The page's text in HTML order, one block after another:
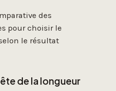
des
pour choisir le
le résultat
de la longueur